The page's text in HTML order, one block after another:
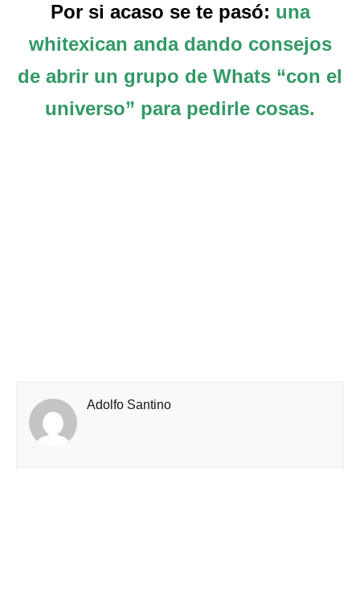
Por si acaso se te pasó: una
whitexican anda dando consejos
de abrir un grupo de Whats “con el
universo” para pedirle cosas.
Adolfo Santino